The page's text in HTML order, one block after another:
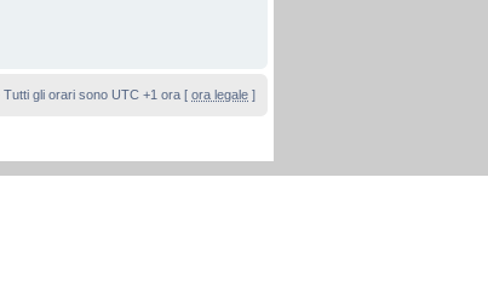
Tutti gli orari sono UTC +1 ora [ ora legale ]